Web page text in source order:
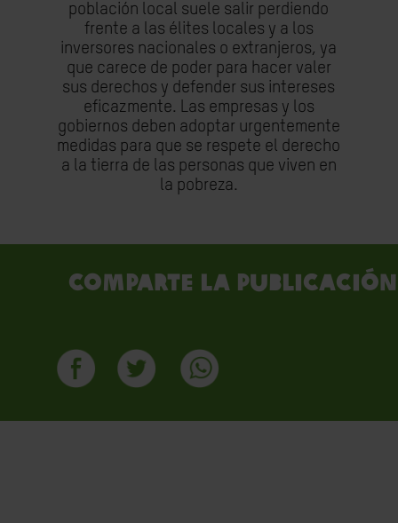
población local suele salir perdiendo
frente a las élites locales y a los
inversores nacionales o extranjeros, ya
que carece de poder para hacer valer
sus derechos y defender sus intereses
eficazmente. Las empresas y los
gobiernos deben adoptar urgentemente
medidas para que se respete el derecho
a la tierra de las personas que viven en
la pobreza.
Comparte la publicación